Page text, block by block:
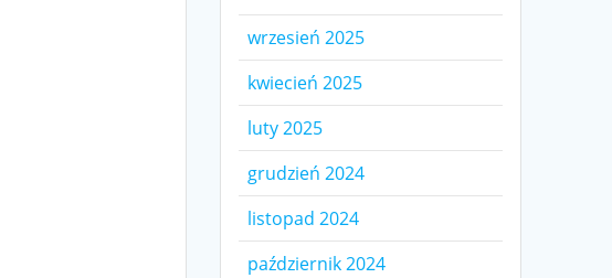
wrzesień 2025
kwiecień 2025
luty 2025
grudzień 2024
listopad 2024
październik 2024